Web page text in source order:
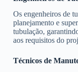
Os engenheiros de
planejamento e
tubulação,
aos requisitos do
Técnicos de